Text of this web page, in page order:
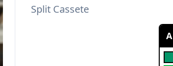
Split Cassete
A